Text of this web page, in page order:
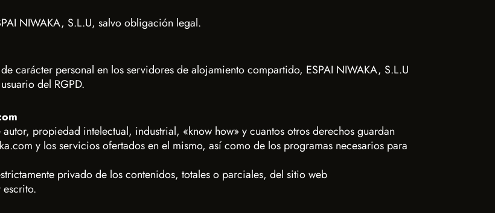
NIWAKA, S.L.U, salvo obligación legal.
carácter personal en los servidores de alojamiento compartido, ESPAI NIWAKA, S.L.U
del RGPD.
propiedad intelectual, industrial, «know how» y cuantos otros derechos guardan
y los servicios ofertados en el mismo, así como de los programas necesarios para
privado de los contenidos, totales o parciales, del sitio web